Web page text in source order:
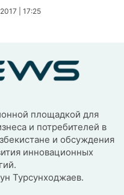
| 17:25
площадкой для
и потребителей в
и обсуждения
инновационных
Турсунходжаев.